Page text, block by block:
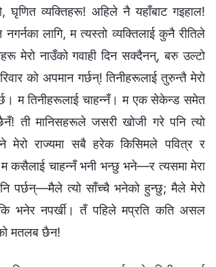
घृणित व्यक्तिहरू! अहिले नै यहाँबाट गइहाल!
लागि, म त्यस्तो व्यक्तिलाई कुनै रीतिले
मेरो नाउँको गवाही दिन सक्दैनन्, बरु उल्टो
को अपमान गर्छन्! तिनीहरूलाई तुरुन्तै मेरो
म तिनीहरूलाई चाहन्‍नँ। म एक सेकेन्ड समेत
ती मानिसहरूले जसरी खोजी गरे पनि त्यो
मेरो राज्यमा सबै हरेक किसिमले पवित्र र
कसैलाई चाहन्‍नँ भनी भन्छु भने—र त्यसमा मेरा
पर्छन्—मैले त्यो साँच्‍चै भनेको हुन्छु; मैले मेरो
कि भनेर नपर्खी। तँ पहिले मप्रति कति असल
मतलब छैन!